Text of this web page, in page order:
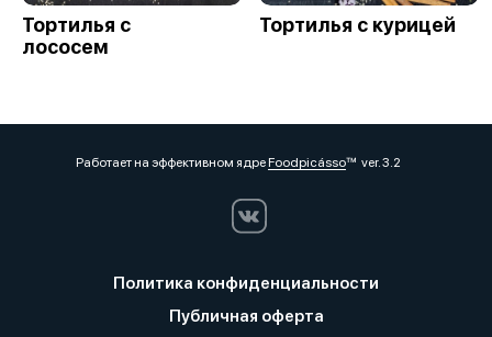
Тортилья с
лососем
Тортилья с курицей
Работает на эффективном ядреFoodpicássover. 3.2
Политика конфиденциальности
Публичная оферта